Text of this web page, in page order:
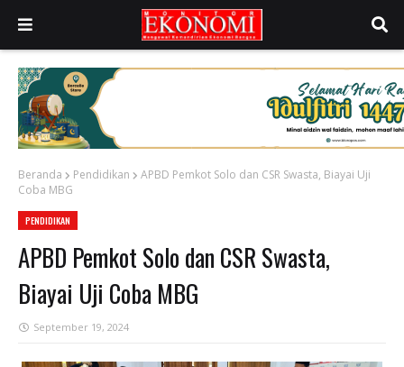
Beranda Pendidikan
APBD Pemkot Solo dan CSR Swasta, Biayai Uji
Coba MBG
PENDIDIKAN
APBD Pemkot Solo dan CSR Swasta,
Biayai Uji Coba MBG
September 19, 2024